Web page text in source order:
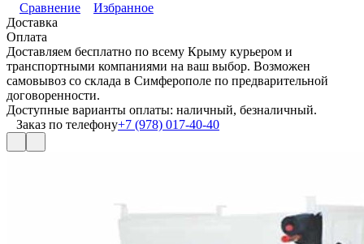
Сравнение
Избранное
Доставка
Оплата
Доставляем бесплатно по всему Крыму курьером и
транспортными компаниями на ваш выбор. Возможен
самовывоз со склада в Симферополе по предварительной
договоренности.
Доступные варианты оплаты: наличный, безналичный.
Заказ по телефону+7 (978) 017-40-40